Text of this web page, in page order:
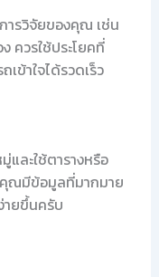
รวิจัยของคุณ เช่น
ควรใช้ประโยคที่
เข้าใจได้รวดเร็ว
ละใช้ตารางหรือ
ณมีข้อมูลที่มากมาย
ายขึ้นครับ